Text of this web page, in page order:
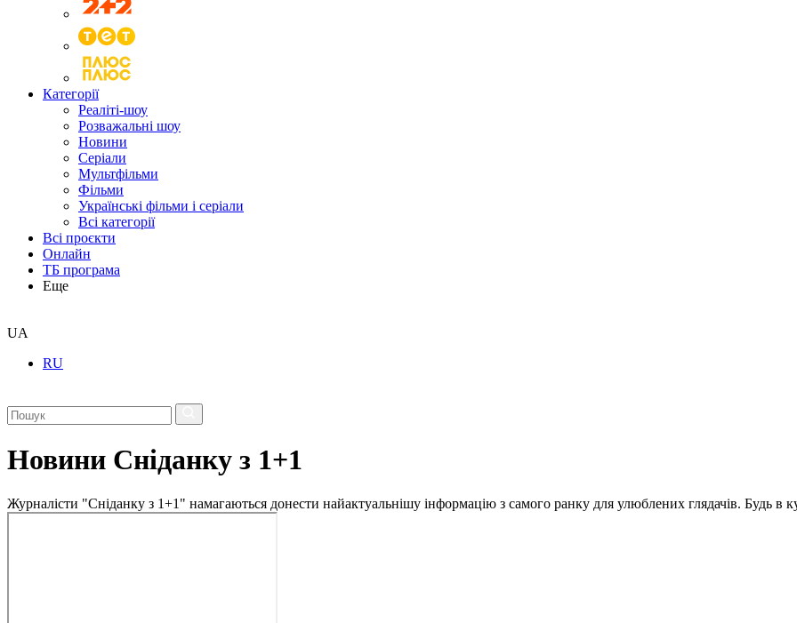
Категорії
Реаліті-шоу
Розважальні шоу
Новини
Серіали
Мультфільми
Фільми
Українські фільми і серіали
Всі категорії
Всі проєкти
Онлайн
ТБ програма
Еще
UA
RU
Новини Сніданку з 1+1
Журналісти "Сніданку з 1+1" намагаються донести найактуальнішу інформацію з самого ранку для улюблених глядачів. Будь в